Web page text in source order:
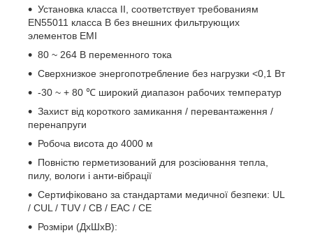
Установка класса II, соответствует требованиям
EN55011 класса B без внешних фильтрующих
элементов EMI
80 ~ 264 В переменного тока
Сверхнизкое энергопотребление без нагрузки <0,1 Вт
-30 ~ + 80 ℃ широкий диапазон рабочих температур
Захист від короткого замикання / перевантаження /
перенапруги
Робоча висота до 4000 м
Повністю герметизований для розсіювання тепла,
пилу, вологи і анти-вібрації
Сертифіковано за стандартами медичної безпеки: UL
/ CUL / TUV / CB / EAC / CE
Розміри (ДхШхВ):